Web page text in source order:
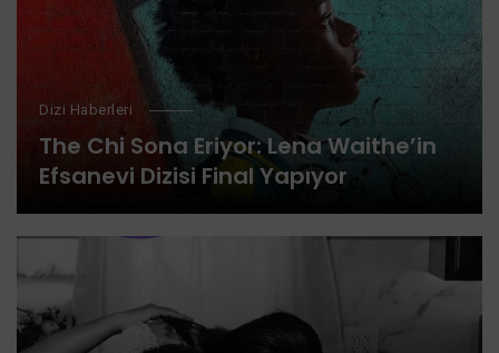
Dizi Haberleri
The Chi Sona Eriyor: Lena Waithe’in
Efsanevi Dizisi Final Yapıyor